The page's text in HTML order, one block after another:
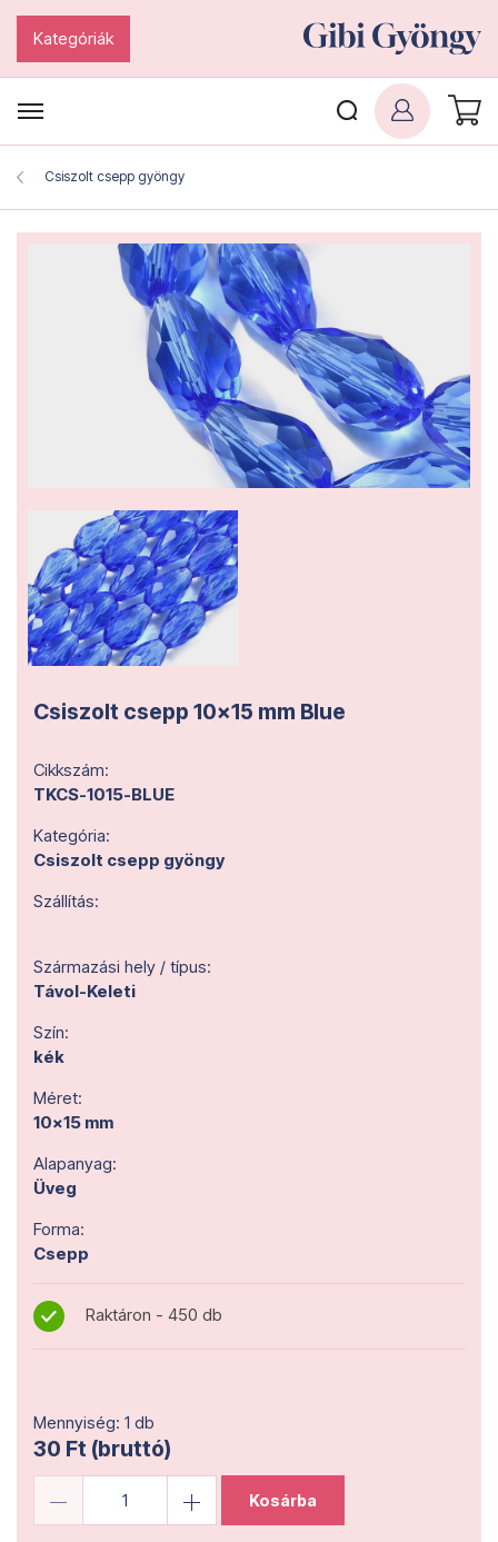
Kategóriák
Csiszolt csepp gyöngy
Csiszolt csepp 10x15 mm Blue
Cikkszám:
TKCS-1015-BLUE
Kategória:
Csiszolt csepp gyöngy
Szállítás:
Származási hely / típus:
Távol-Keleti
Szín:
kék
Méret:
10x15 mm
Alapanyag:
Üveg
Forma:
Csepp
Raktáron - 450 db
Mennyiség: 1 db
30 Ft (bruttó)
Kosárba